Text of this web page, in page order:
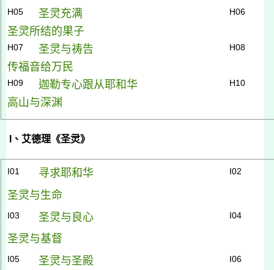
H05 圣灵充满 H06
圣灵所结的果子
H07 圣灵与祷告 H08
传福音给万民
H09 迦勒专心跟从耶和华 H10
高山与深渊
、艾德理《圣灵》
I01 寻求耶和华 I02
圣灵与生命
I03 圣灵与良心 I04
圣灵与基督
I05 圣灵与圣殿 I06